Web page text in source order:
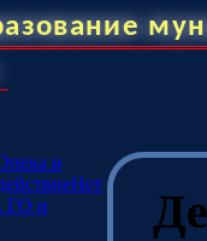
и
Нет
ГО и